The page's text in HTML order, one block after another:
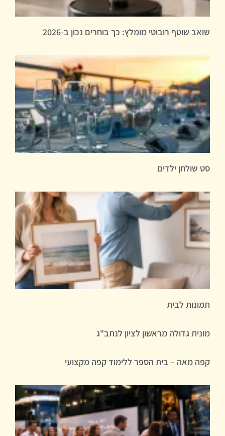
שואב שוטף רובוטי מומלץ: כך בוחרים נכון ב-2026
סט שולחן ילדים
תמונות לבית
מונית גדולה מראשון לציון לנתב"ג
קפה מאה – בית הספר ללימוד קפה מקצועי